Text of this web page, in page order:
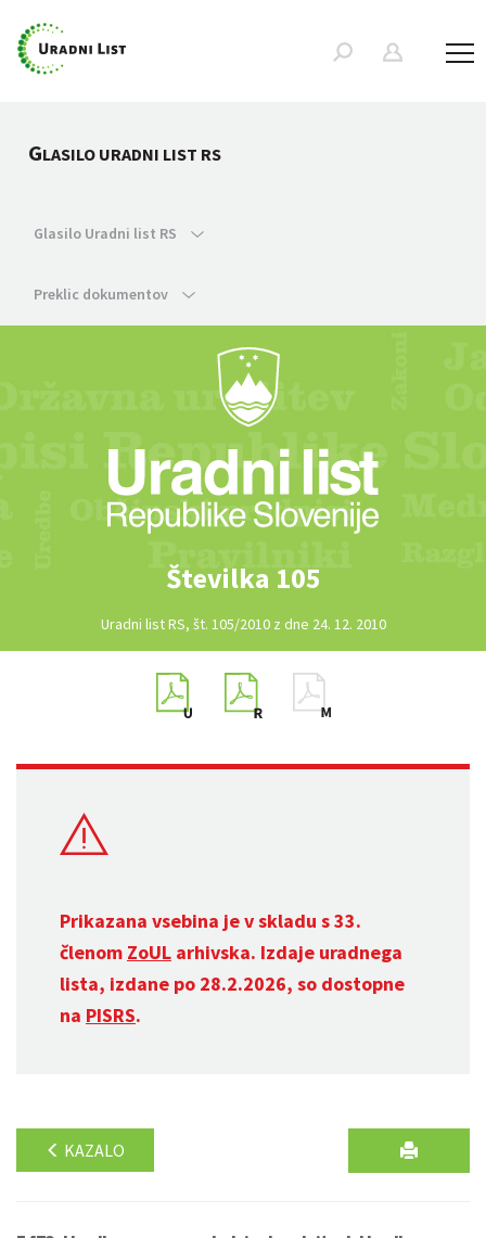
GLASILO URADNI LIST RS
Glasilo Uradni list RS
Preklic dokumentov
Številka 105
Uradni list RS, št. 105/2010 z dne 24. 12. 2010
Prikazana vsebina je v skladu s 33.
členom ZoUL arhivska. Izdaje uradnega
lista, izdane po 28.2.2026, so dostopne
na PISRS.
KAZALO